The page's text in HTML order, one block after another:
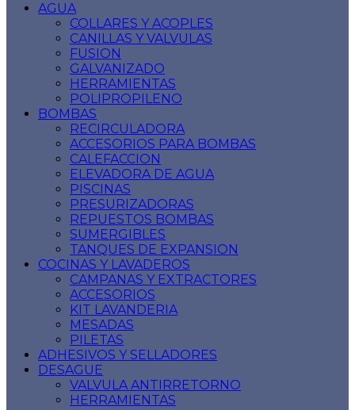
AGUA
COLLARES Y ACOPLES
CANILLAS Y VALVULAS
FUSION
GALVANIZADO
HERRAMIENTAS
POLIPROPILENO
BOMBAS
RECIRCULADORA
ACCESORIOS PARA BOMBAS
CALEFACCION
ELEVADORA DE AGUA
PISCINAS
PRESURIZADORAS
REPUESTOS BOMBAS
SUMERGIBLES
TANQUES DE EXPANSION
COCINAS Y LAVADEROS
CAMPANAS Y EXTRACTORES
ACCESORIOS
KIT LAVANDERIA
MESADAS
PILETAS
ADHESIVOS Y SELLADORES
DESAGUE
VALVULA ANTIRRETORNO
HERRAMIENTAS